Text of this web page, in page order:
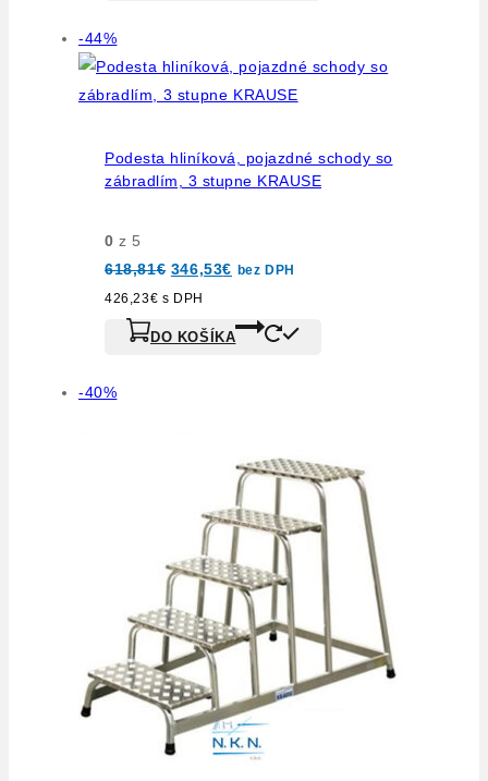
-44%
Podesta hliníková, pojazdné schody so
zábradlím, 3 stupne KRAUSE
0 z 5
618,81€ 346,53€
bez DPH
426,23€ s DPH
DO KOŠÍKA
-40%